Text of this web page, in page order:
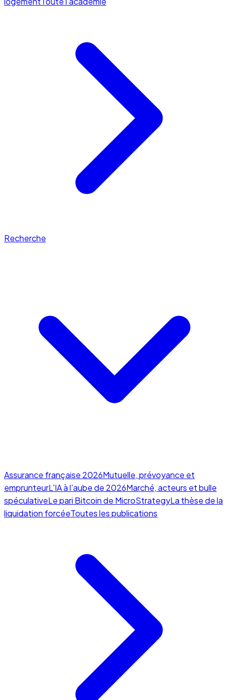
Recherche
Assurance française 2026Mutuelle, prévoyance et
emprunteurL'IA à l'aube de 2026Marché, acteurs et bulle
spéculativeLe pari Bitcoin de MicroStrategyLa thèse de la
liquidation forcéeToutes les publications